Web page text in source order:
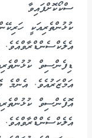
ސްކޯކޮށްފައިވާ
ކުޅުންތެރިއަކީ
ޑިފެންސިވް
އަމްޒަރުއެވެ. އެންމެ
އޮފެންސިވް